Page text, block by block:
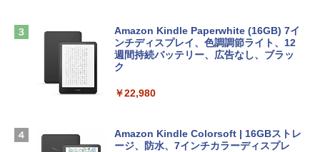
13インチノートブック：AIとApple Intell
igence、13.6インチLiquid Retinaディ
スプレイ、16GBユニファイドメモリ、1
TB SSDストレージ、12MPセンターフレ
D - ミッドナイト
インゲームコード】 ロブロックス | オン
ラインコード版
￥3,200
ows11、10/mac対応|PC2台
めのAIコーディング入門シリーズ
￥99
AIイラスト表現辞典: 思い通りの絵を引き
￥480
Amazon Kindle Paperwhite (16GB) 7イ
ンチディスプレイ、色調調節ライト、12
週間持続バッテリー、広告なし、ブラッ
ク
￥22,980
Amazon Kindle Colorsoft | 16GBストレ
ージ、防水、7インチカラーディスプレ